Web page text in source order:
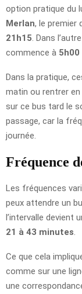
option pratique du
Merlan, le premier
21h15 . Dans
commence à 5h00
Dans la pratique,
matin ou rentrer en
sur ce bus tard le
passage, car la
journée.
Fréquence
Les fréquences
peux attendre un
l’intervalle devient
21 à 43 minutes
Ce que cela
comme sur une
une